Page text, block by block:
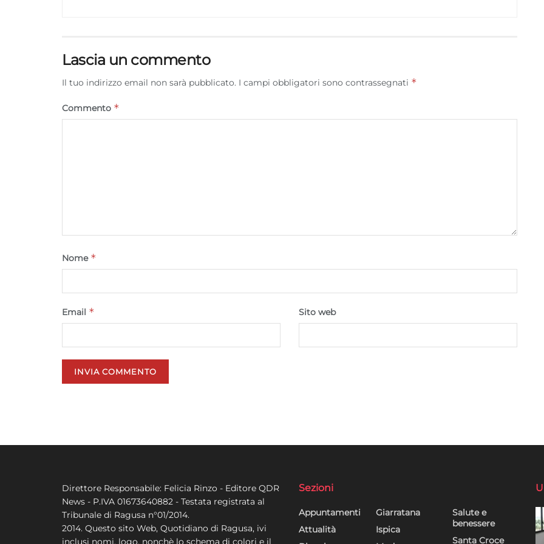
Lascia un commento
Il tuo indirizzo email non sarà pubblicato. I campi obbligatori sono contrassegnati *
Commento *
Nome *
Email * Sito web
Direttore Responsabile: Felicia Rinzo - Editore QDR
News - P.IVA 01673640882 - Testata registrata al
Tribunale di Ragusa n°01/2014.
2014. Questo sito Web, Quotidiano di Ragusa, ivi
inclusi nomi, logo, nonchè lo schema di colori e il
Sezioni
Appuntamenti
Attualità
Giarratana
Ispica
Salute e
benessere
Santa Croce